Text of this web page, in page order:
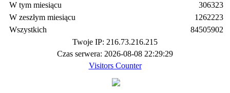
W tym miesiącu
W zeszłym miesiącu
Wszystkich
306323
1262223
84505902
Twoje IP: 216.73.216.215
Czas serwera: 2026-08-08 22:29:29
Visitors Counter